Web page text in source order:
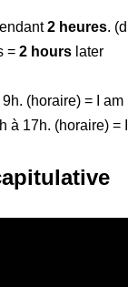
2 heures.
= 2 hours later
(horaire) = I
à 17h. (horaire) =